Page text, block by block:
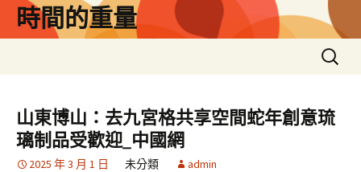
時間的重量
搜
尋
鍵
字:
山東博山：去九宮格共享空間蛇年創意琉
璃制品受歡迎_中國網
2025 年 3 月 1 日 未分類 admin